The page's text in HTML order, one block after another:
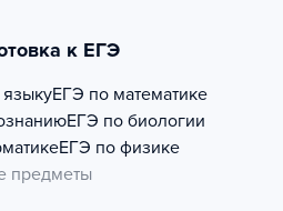
к ЕГЭ
ЕГЭ по математике
ЕГЭ по биологии
ЕГЭ по физике
предметы